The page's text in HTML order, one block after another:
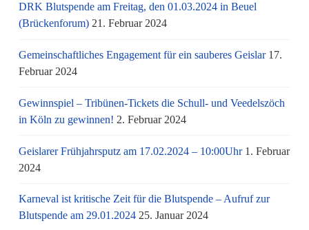
DRK Blutspende am Freitag, den 01.03.2024 in Beuel
(Brückenforum) 21. Februar 2024
Gemeinschaftliches Engagement für ein sauberes Geislar 17.
Februar 2024
Gewinnspiel – Tribünen-Tickets die Schull- und Veedelszöch
in Köln zu gewinnen! 2. Februar 2024
Geislarer Frühjahrsputz am 17.02.2024 – 10:00Uhr 1. Februar
2024
Karneval ist kritische Zeit für die Blutspende – Aufruf zur
Blutspende am 29.01.2024 25. Januar 2024